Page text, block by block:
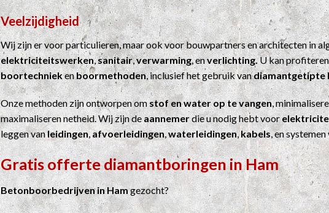
Veelzijdigheid
Wij zijn er voor particulieren, maar ook voor bouwpartners en architecten in
elektriciteitswerken,sanitair,verwarming, enverlichting.U kan
boortechniekenboormethoden, inclusief het gebruik vandiamantgetipte
Onze methoden zijn ontworpen om stof en water op te vangen,
maximaliseren netheid. Wij zijn deaannemerdie u nodig hebt voor
leggen vanleidingen,afvoerleidingen,waterleidingen,kabels, en
Gratis offerte diamantboringen in Ham
Betonboorbedrijven in Hamgezocht?